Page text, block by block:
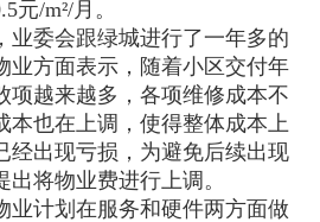
/m²/月。
委会跟绿城进行了一年多的
业方面表示，随着小区交付年
项越来越多，各项维修成本不
本也在上调，使得整体成本上
经出现亏损，为避免后续出现
将物业费进行上调。
计划在服务和硬件两方面做